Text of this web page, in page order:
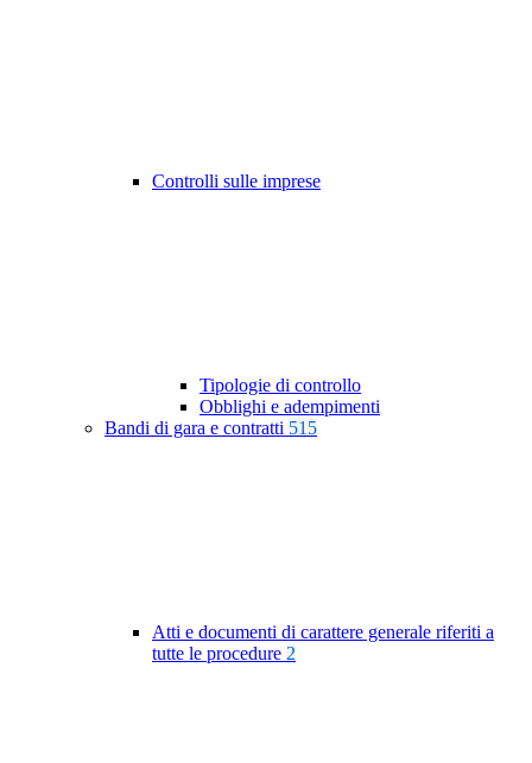
Controlli sulle imprese
Tipologie di controllo
Obblighi e adempimenti
Bandi di gara e contratti 515
Atti e documenti di carattere generale riferiti a
tutte le procedure 2